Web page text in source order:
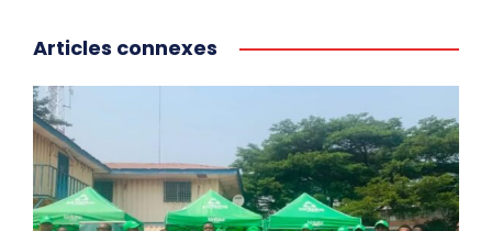
Articles connexes